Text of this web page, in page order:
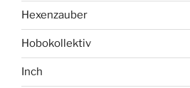
Hexenzauber
Hobokollektiv
Inch